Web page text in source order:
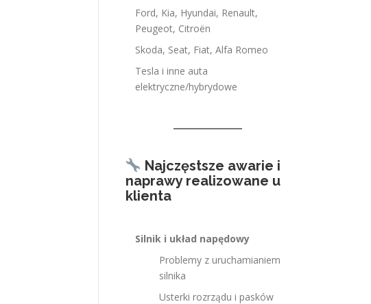
Ford, Kia, Hyundai, Renault,
Peugeot, Citroën
Skoda, Seat, Fiat, Alfa Romeo
Tesla i inne auta
elektryczne/hybrydowe
Najczęstsze awarie i
naprawy realizowane u
klienta
Silnik i układ napędowy
Problemy z uruchamianiem
silnika
Usterki rozrządu i pasków